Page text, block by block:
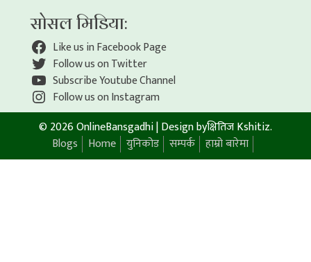
सोसल मिडिया:
Like us in Facebook Page
Follow us on Twitter
Subscribe Youtube Channel
Follow us on Instagram
© 2026 OnlineBansgadhi|Design byक्षितिज Kshitiz.
Blogs
Home युनिकोड सम्पर्क हाम्रो बारेमा